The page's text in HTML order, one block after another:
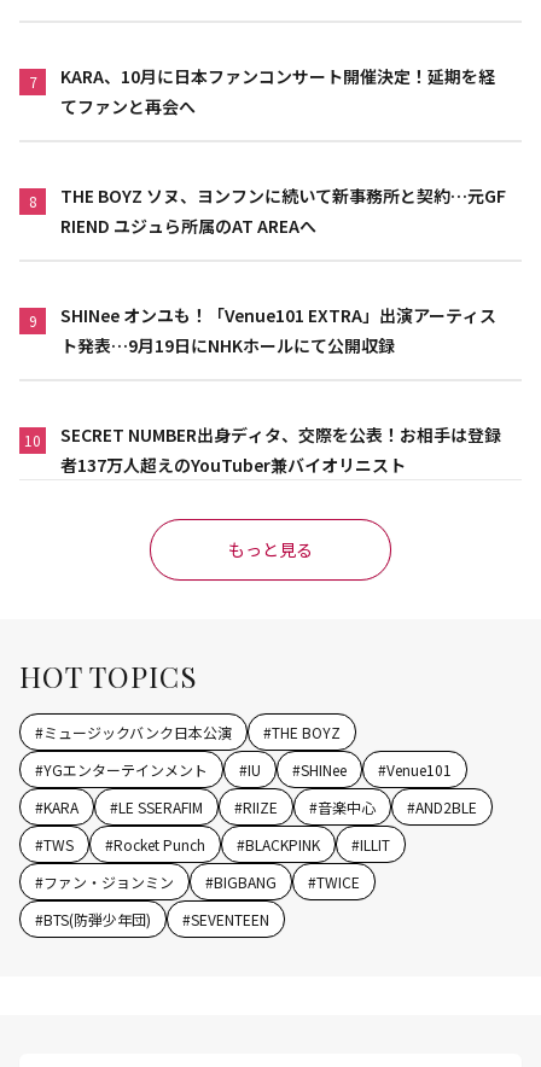
7
KARA、10月に日本ファンコンサート開催決定！延期を経
てファンと再会へ
8
THE BOYZ ソヌ、ヨンフンに続いて新事務所と契約…元GF
RIEND ユジュら所属のAT AREAへ
9
SHINee オンユも！「Venue101 EXTRA」出演アーティス
ト発表…9月19日にNHKホールにて公開収録
10
SECRET NUMBER出身ディタ、交際を公表！お相手は登録
者137万人超えのYouTuber兼バイオリニスト
もっと見る
HOT TOPICS
#ミュージックバンク日本公演 #THE BOYZ
#YGエンターテインメント #IU #SHINee #Venue101
#KARA #LE SSERAFIM #RIIZE #音楽中心 #AND2BLE
#TWS #Rocket Punch #BLACKPINK #ILLIT
#ファン・ジョンミン #BIGBANG #TWICE
#BTS(防弾少年団) #SEVENTEEN